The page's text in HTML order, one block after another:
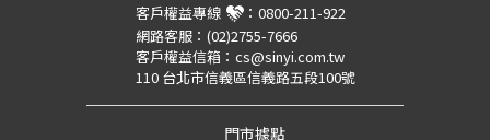
客戶權益專線 ： 0800-211-922
網路客服： (02)2755-7666
客戶權益信箱： cs@sinyi.com.tw
110 台北市信義區信義路五段100號
門市據點